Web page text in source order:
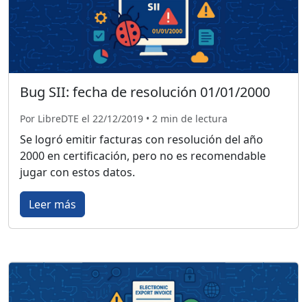
Bug SII: fecha de resolución 01/01/2000
Por LibreDTE el 22/12/2019 • 2 min de lectura
Se logró emitir facturas con resolución del año
2000 en certificación, pero no es recomendable
jugar con estos datos.
Leer más